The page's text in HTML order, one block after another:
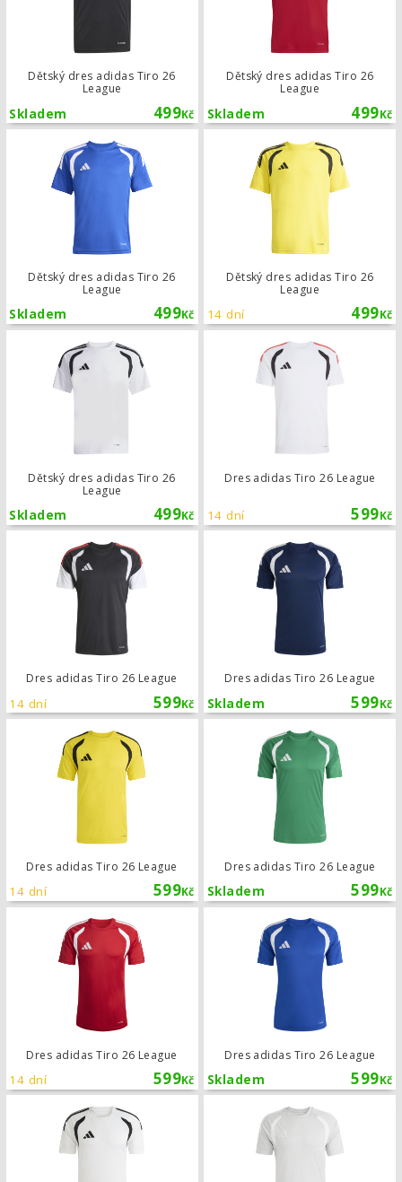
Dětský dres adidas Tiro 26
League
499Kč
Skladem
Dětský dres adidas Tiro 26
League
499Kč
Skladem
Dětský dres adidas Tiro 26
League
499Kč
Skladem
Dětský dres adidas Tiro 26
League
499Kč
14 dní
Dětský dres adidas Tiro 26
League
499Kč
Skladem
Dres adidas Tiro 26 League
599Kč
14 dní
Dres adidas Tiro 26 League
599Kč
14 dní
Dres adidas Tiro 26 League
599Kč
Skladem
Dres adidas Tiro 26 League
599Kč
14 dní
Dres adidas Tiro 26 League
599Kč
Skladem
Dres adidas Tiro 26 League
599Kč
14 dní
Dres adidas Tiro 26 League
Dres adidas Tiro 26 League
599Kč
Skladem